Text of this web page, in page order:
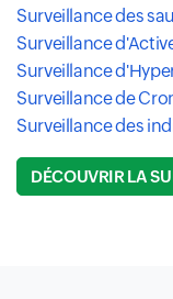
Surveillance des
Surveillance
Surveillance
Surveillance de
Surveillance des
DÉCOUVRIR LA